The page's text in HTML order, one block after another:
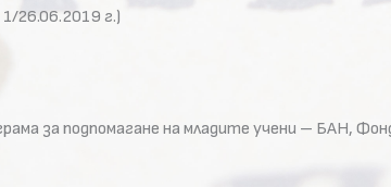
26.06.2019 г.)
за подпомагане на младите учени – БАН,